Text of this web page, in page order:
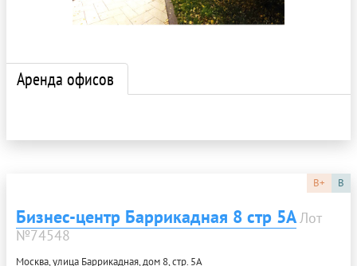
Аренда офисов
B+ B
Бизнес-центр Баррикадная 8 стр 5АЛот
№74548
Москва, улица Баррикадная, дом 8, стр. 5А